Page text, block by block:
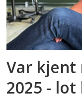
Var kjent
2025 -